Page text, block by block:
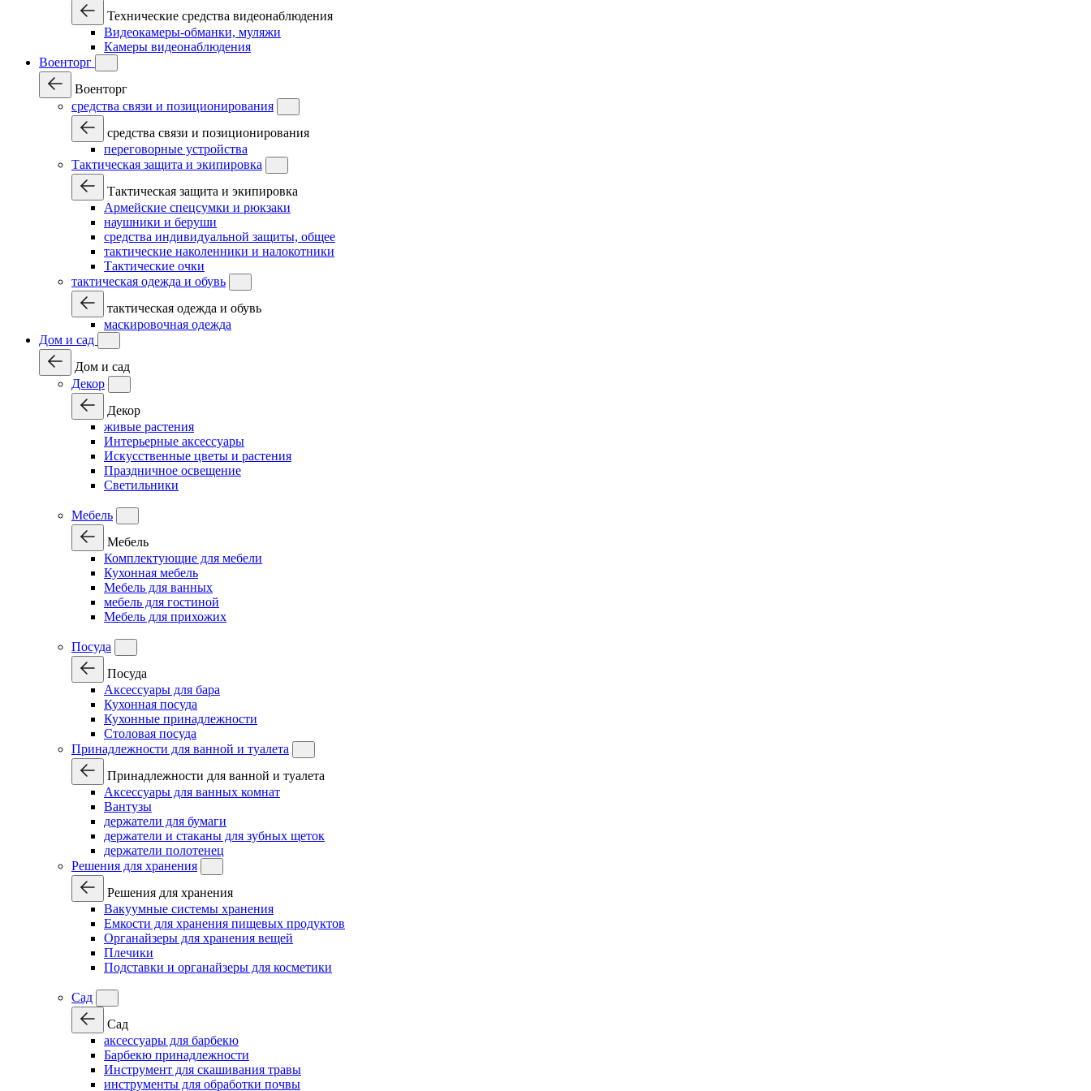
Технические средства видеонаблюдения
Видеокамеры-обманки, муляжи
Камеры видеонаблюдения
Военторг
Военторг
средства связи и позиционирования
средства связи и позиционирования
переговорные устройства
Тактическая защита и экипировка
Тактическая защита и экипировка
Армейские спецсумки и рюкзаки
наушники и беруши
средства индивидуальной защиты, общее
тактические наколенники и налокотники
Тактические очки
тактическая одежда и обувь
тактическая одежда и обувь
маскировочная одежда
Дом и сад
Дом и сад
Декор
Декор
живые растения
Интерьерные аксессуары
Искусственные цветы и растения
Праздничное освещение
Светильники
Мебель
Мебель
Комплектующие для мебели
Кухонная мебель
Мебель для ванных
мебель для гостиной
Мебель для прихожих
Посуда
Посуда
Аксессуары для бара
Кухонная посуда
Кухонные принадлежности
Столовая посуда
Принадлежности для ванной и туалета
Принадлежности для ванной и туалета
Аксессуары для ванных комнат
Вантузы
держатели для бумаги
держатели и стаканы для зубных щеток
держатели полотенец
Решения для хранения
Решения для хранения
Вакуумные системы хранения
Емкости для хранения пищевых продуктов
Органайзеры для хранения вещей
Плечики
Подставки и органайзеры для косметики
Сад
Сад
аксессуары для барбекю
Барбекю принадлежности
Инструмент для скашивания травы
инструменты для обработки почвы